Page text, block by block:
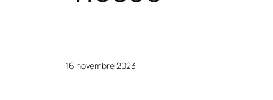
16 novembre 2023·